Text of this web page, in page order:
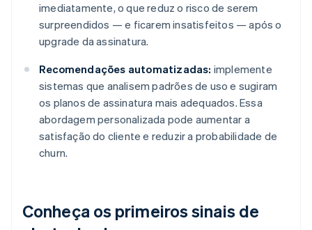
imediatamente, o que reduz o risco de serem
surpreendidos — e ficarem insatisfeitos — após o
upgrade da assinatura.
Recomendações automatizadas: implemente
sistemas que analisem padrões de uso e sugiram
os planos de assinatura mais adequados. Essa
abordagem personalizada pode aumentar a
satisfação do cliente e reduzir a probabilidade de
churn.
Conheça os primeiros sinais de